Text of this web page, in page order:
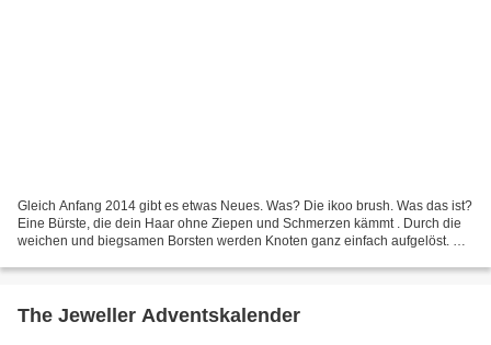
Gleich Anfang 2014 gibt es etwas Neues. Was? Die ikoo brush. Was das ist?
Eine Bürste, die dein Haar ohne Ziepen und Schmerzen kämmt . Durch die
weichen und biegsamen Borsten werden Knoten ganz einfach aufgelöst. Die
The Jeweller Adventskalender